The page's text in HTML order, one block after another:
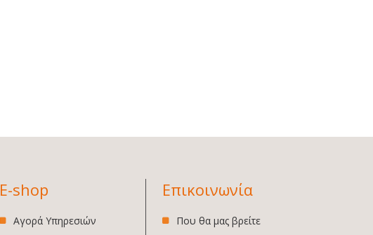
E-shop
Αγορά Υπηρεσιών
Επικοινωνία
Που θα μας βρείτε